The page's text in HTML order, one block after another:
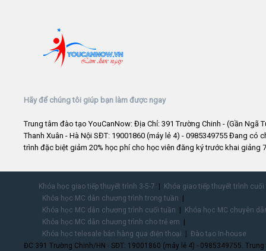
Hãy để chúng tôi giúp bạn làm được ngay
Trung tâm đào tạo YouCanNow: Địa Chỉ: 391 Trường Chinh - (Gần Ngã
Thanh Xuân - Hà Nội SĐT: 19001860 (máy lẻ 4) - 0985349755 Đang có
trình đặc biệt giảm 20% học phí cho học viên đăng ký trước khai giảng
Khóa học giao tiếp thuyết trình 3-5-7
Khóa giao tiếp thuyết trình
Khóa học MC dẫn chương trình trong tuần
Khóa học MC dẫn chương trình cuối tuần
Khóa học MC chuyên
Khóa học MC dẫn chương trình cho trẻ em
Khóa học telesale bán hàng qua điện thoại
Đào tạo In-house
ĐC:391 Trường Chinh/HN - SĐT: 19001860 (máy lẻ 4) - 0985349755.